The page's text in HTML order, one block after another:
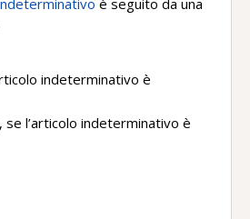
è seguito da una
indeterminativo è
, se l’articolo indeterminativo è